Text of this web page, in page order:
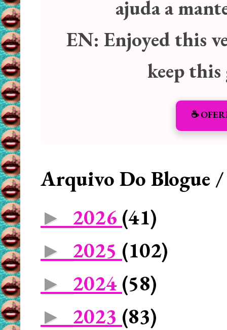
ajuda a
EN: Enjoyed this
keep
☕️
Arquivo Do Blogue
► 2026 (41)
► 2025 (102)
► 2024 (58)
► 2023 (83)